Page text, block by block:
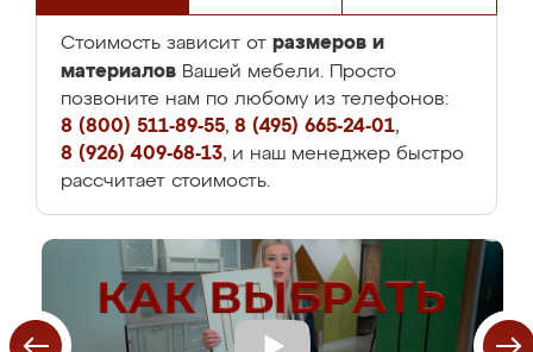
Стоимость зависит от размеров и
материалов Вашей мебели. Просто
позвоните нам по любому из телефонов:
8 (800) 511-89-55, 8 (495) 665-24-01,
8 (926) 409-68-13, и наш менеджер быстро
рассчитает стоимость.